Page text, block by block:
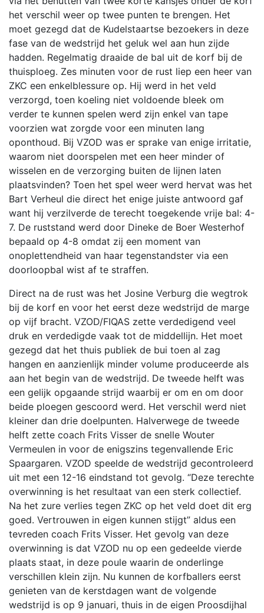
het verschil weer op twee punten te brengen. Het
moet gezegd dat de Kudelstaartse bezoekers in deze
fase van de wedstrijd het geluk wel aan hun zijde
hadden. Regelmatig draaide de bal uit de korf bij de
thuisploeg. Zes minuten voor de rust liep een heer van
ZKC een enkelblessure op. Hij werd in het veld
verzorgd, toen koeling niet voldoende bleek om
verder te kunnen spelen werd zijn enkel van tape
voorzien wat zorgde voor een minuten lang
oponthoud. Bij VZOD was er sprake van enige irritatie,
waarom niet doorspelen met een heer minder of
wisselen en de verzorging buiten de lijnen laten
plaatsvinden? Toen het spel weer werd hervat was het
Bart Verheul die direct het enige juiste antwoord gaf
want hij verzilverde de terecht toegekende vrije bal: 4-
7. De ruststand werd door Dineke de Boer Westerhof
bepaald op 4-8 omdat zij een moment van
onoplettendheid van haar tegenstandster via een
doorloopbal wist af te straffen.
Direct na de rust was het Josine Verburg die wegtrok
bij de korf en voor het eerst deze wedstrijd de marge
op vijf bracht. VZOD/FIQAS zette verdedigend veel
druk en verdedigde vaak tot de middellijn. Het moet
gezegd dat het thuis publiek de bui toen al zag
hangen en aanzienlijk minder volume produceerde als
aan het begin van de wedstrijd. De tweede helft was
een gelijk opgaande strijd waarbij er om en om door
beide ploegen gescoord werd. Het verschil werd niet
kleiner dan drie doelpunten. Halverwege de tweede
helft zette coach Frits Visser de snelle Wouter
Vermeulen in voor de enigszins tegenvallende Eric
Spaargaren. VZOD speelde de wedstrijd gecontroleerd
uit met een 12-16 eindstand tot gevolg. “Deze terechte
overwinning is het resultaat van een sterk collectief.
Na het zure verlies tegen ZKC op het veld doet dit erg
goed. Vertrouwen in eigen kunnen stijgt” aldus een
tevreden coach Frits Visser. Het gevolg van deze
overwinning is dat VZOD nu op een gedeelde vierde
plaats staat, in deze poule waarin de onderlinge
verschillen klein zijn. Nu kunnen de korfballers eerst
genieten van de kerstdagen want de volgende
wedstrijd is op 9 januari, thuis in de eigen Proosdijhal